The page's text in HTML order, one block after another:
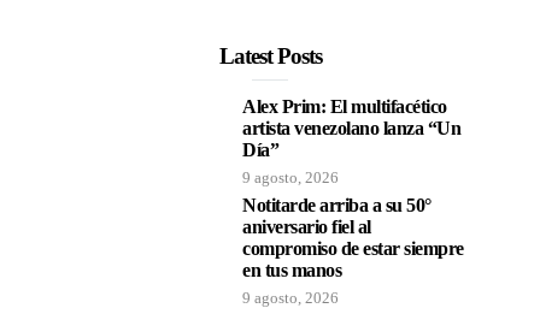
Latest Posts
Alex Prim: El multifacético
artista venezolano lanza “Un
Día”
9 agosto, 2026
Notitarde arriba a su 50°
aniversario fiel al
compromiso de estar siempre
en tus manos
9 agosto, 2026